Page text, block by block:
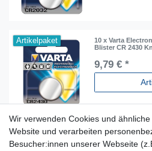
Artikelpaket
10 x Varta
Blister CR 2430
9,79 € *
Wir verwenden Cookies und
Website und verarbeiten
Besucher:innen unserer Webseite